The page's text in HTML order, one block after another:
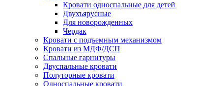
Кровати односпальные для детей
Двухъярусные
Для новорожденных
Чердак
Кровати с подъемным механизмом
Кровати из МДФ/ДСП
Спальные гарнитуры
Двуспальные кровати
Полуторные кровати
Односпальные кровати